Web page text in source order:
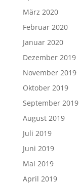
März 2020
Februar 2020
Januar 2020
Dezember 2019
November 2019
Oktober 2019
September 2019
August 2019
Juli 2019
Juni 2019
Mai 2019
April 2019